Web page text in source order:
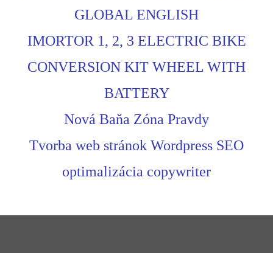
GLOBAL ENGLISH
IMORTOR 1, 2, 3 ELECTRIC BIKE
CONVERSION KIT WHEEL WITH
BATTERY
Nová Baňa Zóna Pravdy
Tvorba web stránok Wordpress SEO
optimalizácia copywriter